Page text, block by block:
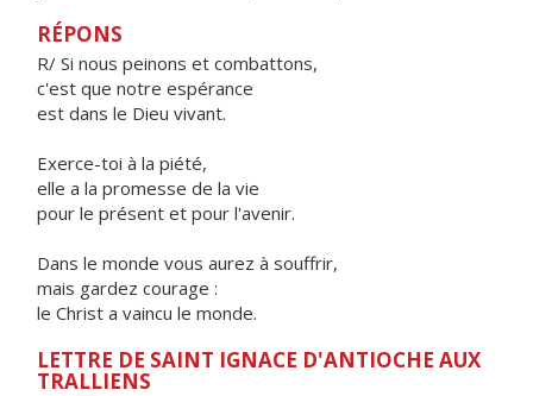
RÉPONS
R/ Si nous peinons et combattons,
c'est que notre espérance
est dans le Dieu vivant.
Exerce-toi à la piété,
elle a la promesse de la vie
pour le présent et pour l'avenir.
Dans le monde vous aurez à souffrir,
mais gardez courage :
le Christ a vaincu le monde.
LETTRE DE SAINT IGNACE D'ANTIOCHE AUX
TRALLIENS